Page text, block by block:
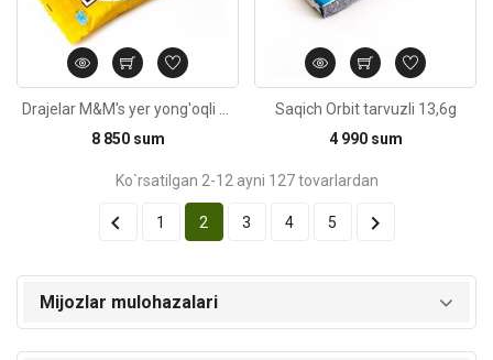
8 850 sum
Saqich Orbit tarvuzli 13,6g
4 990 sum
Ko`rsatilgan 2-12 ayni 127 tovarlardan
 1 2 3 4 5 
Mijozlar mulohazalari